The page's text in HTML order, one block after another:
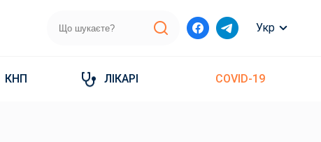
Укр
КНП ЛІКАРІ COVID-19